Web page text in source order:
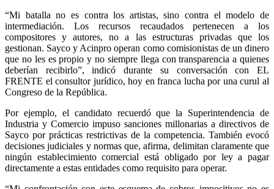
“Mi batalla no es contra los artistas, sino contra el modelo de
intermediación. Los recursos recaudados pertenecen a los
compositores y autores, no a las estructuras privadas que los
gestionan. Sayco y Acinpro operan como comisionistas de un dinero
que no les es propio y no siempre llega con transparencia a quienes
deberían recibirlo”, indicó durante su conversación con EL
FRENTE el consultor jurídico, hoy en franca lucha por una curul al
Congreso de la República.
Por ejemplo, el candidato recuerdó que la Superintendencia de
Industria y Comercio impuso sanciones millonarias a directivos de
Sayco por prácticas restrictivas de la competencia. También evocó
decisiones judiciales y normas que, afirma, delimitan claramente que
ningún establecimiento comercial está obligado por ley a pagar
directamente a estas entidades como requisito para operar.